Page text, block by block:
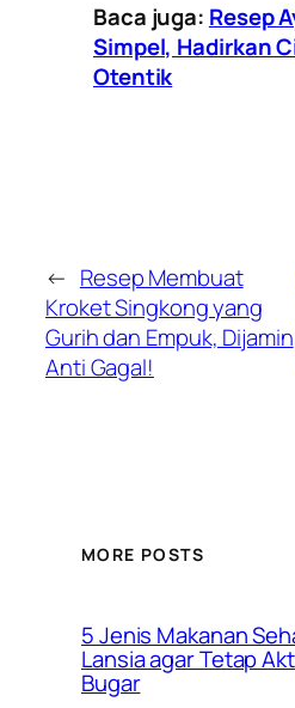
Baca juga: Resep
Simpel, Hadirkan
Otentik
← Resep Membuat
Kroket Singkong yang
Gurih dan Empuk, Dijamin
Anti Gagal!
MORE POSTS
5 Jenis Makanan
Lansia agar Tetap
Bugar